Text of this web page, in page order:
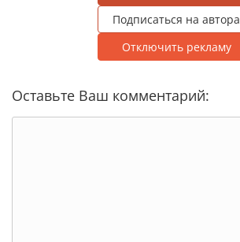
Подписаться на автора
Отключить рекламу
Оставьте Ваш комментарий: